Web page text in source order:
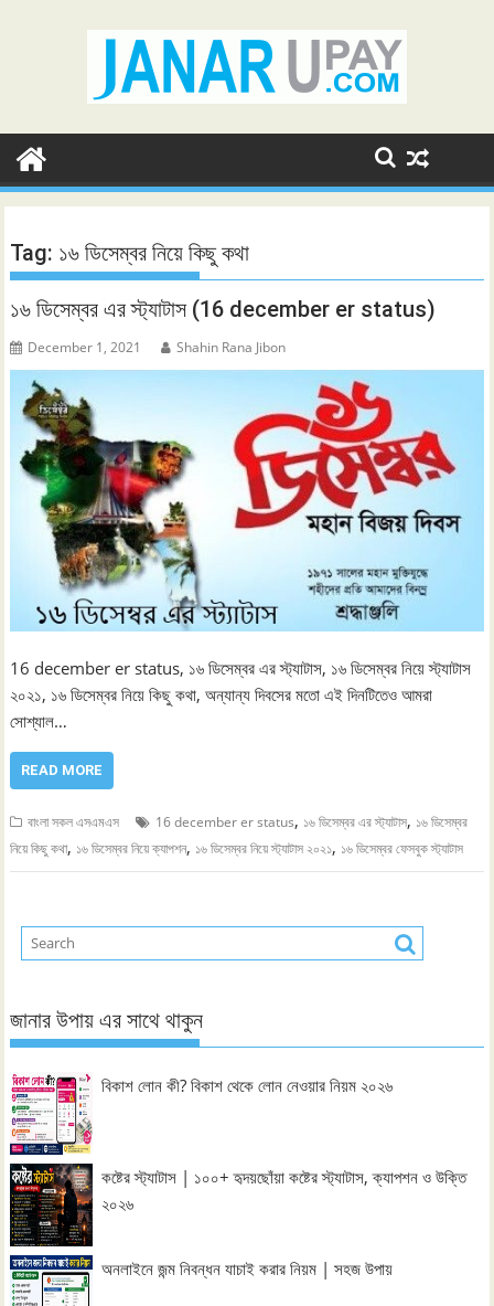
Tag: ১৬ ডিসেম্বর নিয়ে কিছু কথা
১৬ ডিসেম্বর এর স্ট্যাটাস (16 december er status)
December 1, 2021 Shahin Rana Jibon
16 december er status, ১৬ ডিসেম্বর এর স্ট্যাটাস, ১৬ ডিসেম্বর নিয়ে স্ট্যাটাস
২০২১, ১৬ ডিসেম্বর নিয়ে কিছু কথা, অন্যান্য দিবসের মতো এই দিনটিতেও আমরা
সোশ্যাল…
READ MORE
বাংলা সকল এসএমএস 16 december er status, ১৬ ডিসেম্বর এর স্ট্যাটাস, ১৬ ডিসেম্বর
নিয়ে কিছু কথা, ১৬ ডিসেম্বর নিয়ে ক্যাপশন, ১৬ ডিসেম্বর নিয়ে স্ট্যাটাস ২০২১, ১৬ ডিসেম্বর ফেসবুক স্ট্যাটাস
জানার উপায় এর সাথে থাকুন
বিকাশ লোন কী? বিকাশ থেকে লোন নেওয়ার নিয়ম ২০২৬
কষ্টের স্ট্যাটাস | ১০০+ হৃদয়ছোঁয়া কষ্টের স্ট্যাটাস, ক্যাপশন ও উক্তি
২০২৬
অনলাইনে জন্ম নিবন্ধন যাচাই করার নিয়ম | সহজ উপায়